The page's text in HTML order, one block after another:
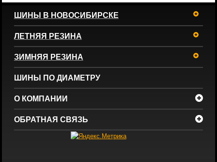
ШИНЫ В НОВОСИБИРСКЕ
ЛЕТНЯЯ РЕЗИНА
ЗИМНЯЯ РЕЗИНА
ШИНЫ ПО ДИАМЕТРУ
О КОМПАНИИ
ОБРАТНАЯ СВЯЗЬ